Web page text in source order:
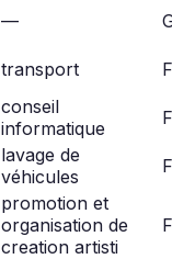
—
transport
conseil
informatique
lavage de
véhicules
promotion et
organisation de
creation artisti